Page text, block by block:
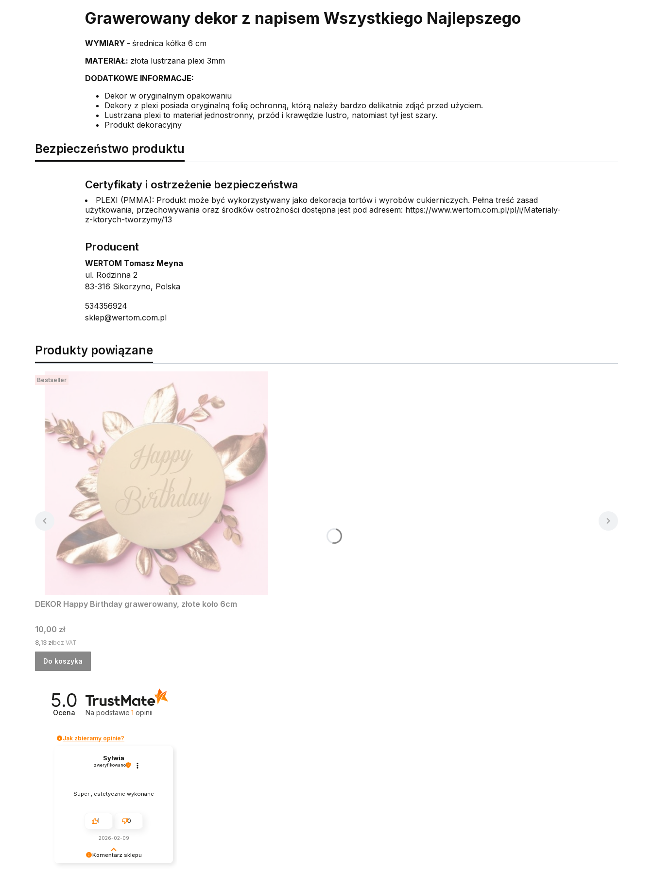
Grawerowany dekor z napisem Wszystkiego Najlepszego
WYMIARY - średnica kółka 6 cm
MATERIAŁ: złota lustrzana plexi 3mm
DODATKOWE INFORMACJE:
Dekor w oryginalnym opakowaniu
Dekory z plexi posiada oryginalną folię ochronną, którą należy bardzo delikatnie zdjąć przed użyciem.
Lustrzana plexi to materiał jednostronny, przód i krawędzie lustro, natomiast tył jest szary.
Produkt dekoracyjny
Bezpieczeństwo produktu
Certyfikaty i ostrzeżenie bezpieczeństwa
PLEXI (PMMA): Produkt może być wykorzystywany jako dekoracja tortów i wyrobów cukierniczych. Pełna treść zasad
użytkowania, przechowywania oraz środków ostrożności dostępna jest pod adresem: https://www.wertom.com.pl/pl/i/Materialy-
z-ktorych-tworzymy/13
Producent
WERTOM Tomasz Meyna
ul. Rodzinna 2
83-316 Sikorzyno, Polska
534356924
sklep@wertom.com.pl
Produkty powiązane
Bestseller
DEKOR Happy Birthday grawerowany, złote koło 6cm
Cena
10,00 zł
Cena
8,13 złbez VAT
Do koszyka
5.0
Ocena Na podstawie 1 opinii
Jak zbieramy opinie?
Komentarz sklepu
Sylwia
zweryfikowano
Super , estetycznie wykonane
1 0
2026-02-09